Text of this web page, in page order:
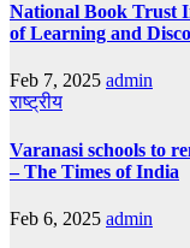
National Book Trust
of Learning and
Feb 7, 2025 admin
राष्ट्रीय
Varanasi schools to
– The Times of India
Feb 6, 2025 admin